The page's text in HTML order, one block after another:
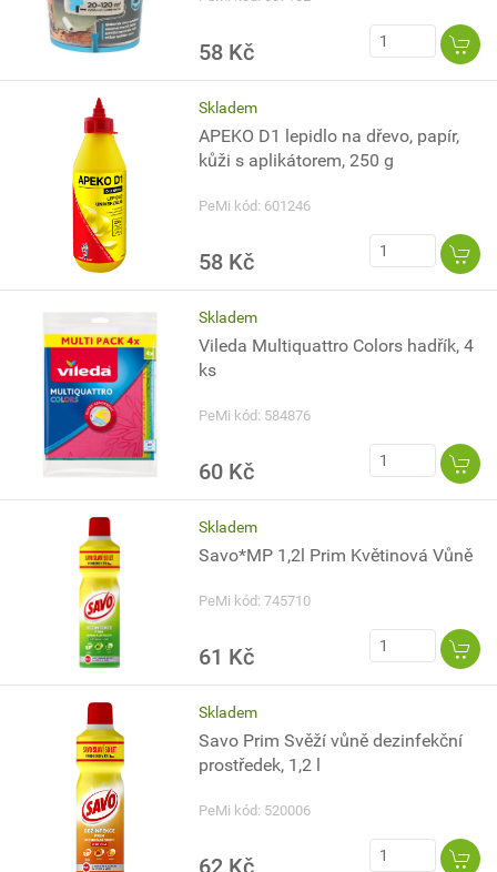
58 Kč
Skladem
APEKO D1 lepidlo na dřevo, papír,
kůži s aplikátorem, 250 g
PeMi kód: 601246
58 Kč
Skladem
Vileda Multiquattro Colors hadřík, 4
ks
PeMi kód: 584876
60 Kč
Skladem
Savo*MP 1,2l Prim Květinová Vůně
PeMi kód: 745710
61 Kč
Skladem
Savo Prim Svěží vůně dezinfekční
prostředek, 1,2 l
PeMi kód: 520006
62 Kč